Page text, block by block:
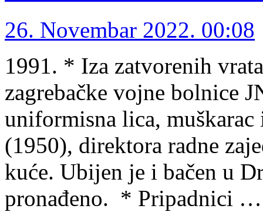
26. Novembar 2022. 00:08
1991. * Iza zatvorenih
zagrebačke vojne bolnice
uniformisna lica,
(1950), direktora radne
kuće. Ubijen je i bačen u
pronađeno. * Pripadnici …